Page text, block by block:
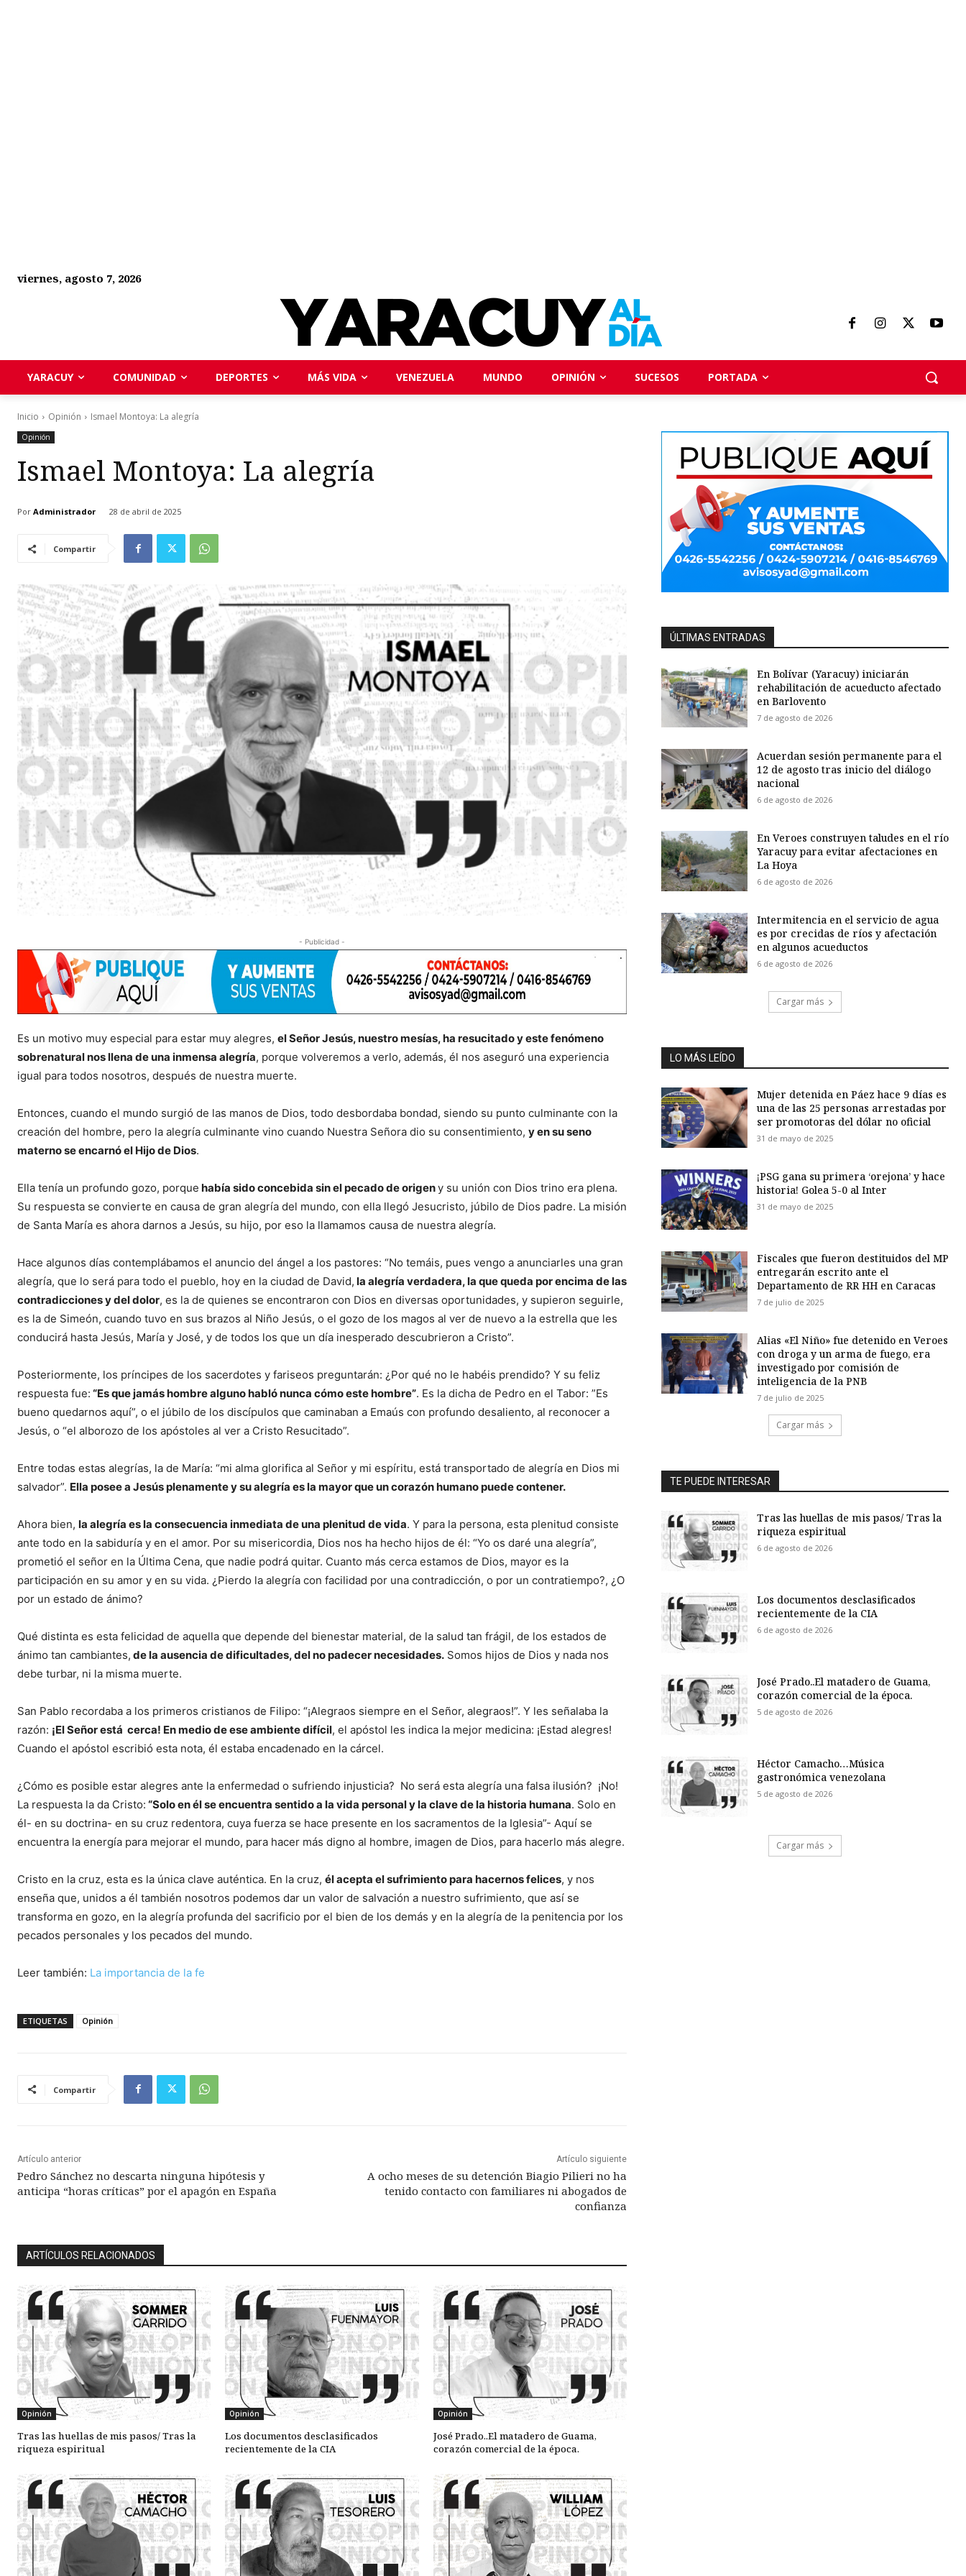
viernes, agosto 7, 2026
YARACUY COMUNIDAD DEPORTES MÁS VIDA VENEZUELA MUNDO OPINIÓN SUCESOS PORTADA
Inicio Opinión Ismael Montoya: La alegría
Opinión
Ismael Montoya: La alegría
Por Administrador 28 de abril de 2025
Compartir
- Publicidad -
Es un motivo muy especial para estar muy alegres, el Señor Jesús, nuestro mesías, ha resucitado y este fenómeno
sobrenatural nos llena de una inmensa alegría, porque volveremos a verlo, además, él nos aseguró una experiencia
igual para todos nosotros, después de nuestra muerte.
Entonces, cuando el mundo surgió de las manos de Dios, todo desbordaba bondad, siendo su punto culminante con la
creación del hombre, pero la alegría culminante vino cuando Nuestra Señora dio su consentimiento, y en su seno
materno se encarnó el Hijo de Dios.
Ella tenía un profundo gozo, porque había sido concebida sin el pecado de origeny su unión con Dios trino era plena.
Su respuesta se convierte en causa de gran alegría del mundo, con ella llegó Jesucristo, júbilo de Dios padre. La misión
de Santa María es ahora darnos a Jesús, su hijo, por eso la llamamos causa de nuestra alegría.
Hace algunos días contemplábamos el anuncio del ángel a los pastores: “No temáis, pues vengo a anunciarles una gran
alegría, que lo será para todo el pueblo, hoy en la ciudad de David, la alegría verdadera, la que queda por encima de las
contradicciones y del dolor, es la de quienes se encontraron con Dios en diversas oportunidades, y supieron seguirle,
es la de Simeón, cuando tuvo en sus brazos al Niño Jesús, o el gozo de los magos al ver de nuevo a la estrella que les
conducirá hasta Jesús, María y José, y de todos los que un día inesperado descubrieron a Cristo”.
Posteriormente, los príncipes de los sacerdotes y fariseos preguntarán: ¿Por qué no le habéis prendido? Y su feliz
respuesta fue: “Es que jamás hombre alguno habló nunca cómo este hombre”. Es la dicha de Pedro en el Tabor: ”Es
bueno quedarnos aquí”, o el júbilo de los discípulos que caminaban a Emaús con profundo desaliento, al reconocer a
Jesús, o “el alborozo de los apóstoles al ver a Cristo Resucitado”.
Entre todas estas alegrías, la de María: “mi alma glorifica al Señor y mi espíritu, está transportado de alegría en Dios mi
salvador”. Ella posee a Jesús plenamente y su alegría es la mayor que un corazón humano puede contener.
Ahora bien, la alegría es la consecuencia inmediata de una plenitud de vida. Y para la persona, esta plenitud consiste
ante todo en la sabiduría y en el amor. Por su misericordia, Dios nos ha hecho hijos de él: “Yo os daré una alegría”,
prometió el señor en la Última Cena, que nadie podrá quitar. Cuanto más cerca estamos de Dios, mayor es la
participación en su amor y en su vida. ¿Pierdo la alegría con facilidad por una contradicción, o por un contratiempo?, ¿O
por un estado de ánimo?
Qué distinta es esta felicidad de aquella que depende del bienestar material, de la salud tan frágil, de los estados de
ánimo tan cambiantes, de la ausencia de dificultades, del no padecer necesidades. Somos hijos de Dios y nada nos
debe turbar, ni la misma muerte.
San Pablo recordaba a los primeros cristianos de Filipo: “¡Alegraos siempre en el Señor, alegraos!”. Y les señalaba la
razón: ¡El Señor está cerca! En medio de ese ambiente difícil, el apóstol les indica la mejor medicina: ¡Estad alegres!
Cuando el apóstol escribió esta nota, él estaba encadenado en la cárcel.
¿Cómo es posible estar alegres ante la enfermedad o sufriendo injusticia? No será esta alegría una falsa ilusión? ¡No!
La respuesta la da Cristo: “Solo en él se encuentra sentido a la vida personal y la clave de la historia humana. Solo en
él- en su doctrina- en su cruz redentora, cuya fuerza se hace presente en los sacramentos de la Iglesia”- Aquí se
encuentra la energía para mejorar el mundo, para hacer más digno al hombre, imagen de Dios, para hacerlo más alegre.
Cristo en la cruz, esta es la única clave auténtica. En la cruz, él acepta el sufrimiento para hacernos felices, y nos
enseña que, unidos a él también nosotros podemos dar un valor de salvación a nuestro sufrimiento, que así se
transforma en gozo, en la alegría profunda del sacrificio por el bien de los demás y en la alegría de la penitencia por los
pecados personales y los pecados del mundo.
Leer también: La importancia de la fe
ETIQUETAS Opinión
Compartir
Artículo anterior
Pedro Sánchez no descarta ninguna hipótesis y
anticipa “horas críticas” por el apagón en España
Artículo siguiente
A ocho meses de su detención Biagio Pilieri no ha
tenido contacto con familiares ni abogados de
confianza
ARTÍCULOS RELACIONADOS
Opinión
Tras las huellas de mis pasos/ Tras la
riqueza espiritual
Opinión
Los documentos desclasificados
recientemente de la CIA
Opinión
José Prado..El matadero de Guama,
corazón comercial de la época.
ÚLTIMAS ENTRADAS
En Bolívar (Yaracuy) iniciarán
rehabilitación de acueducto afectado
en Barlovento
7 de agosto de 2026
Acuerdan sesión permanente para el
12 de agosto tras inicio del diálogo
nacional
6 de agosto de 2026
En Veroes construyen taludes en el río
Yaracuy para evitar afectaciones en
La Hoya
6 de agosto de 2026
Intermitencia en el servicio de agua
es por crecidas de ríos y afectación
en algunos acueductos
6 de agosto de 2026
Cargar más
LO MÁS LEÍDO
Mujer detenida en Páez hace 9 días es
una de las 25 personas arrestadas por
ser promotoras del dólar no oficial
31 de mayo de 2025
¡PSG gana su primera ‘orejona’ y hace
historia! Golea 5-0 al Inter
31 de mayo de 2025
Fiscales que fueron destituidos del MP
entregarán escrito ante el
Departamento de RR HH en Caracas
7 de julio de 2025
Alias «El Niño» fue detenido en Veroes
con droga y un arma de fuego, era
investigado por comisión de
inteligencia de la PNB
7 de julio de 2025
Cargar más
TE PUEDE INTERESAR
Tras las huellas de mis pasos/ Tras la
riqueza espiritual
6 de agosto de 2026
Los documentos desclasificados
recientemente de la CIA
6 de agosto de 2026
José Prado..El matadero de Guama,
corazón comercial de la época.
5 de agosto de 2026
Héctor Camacho…Música
gastronómica venezolana
5 de agosto de 2026
Cargar más